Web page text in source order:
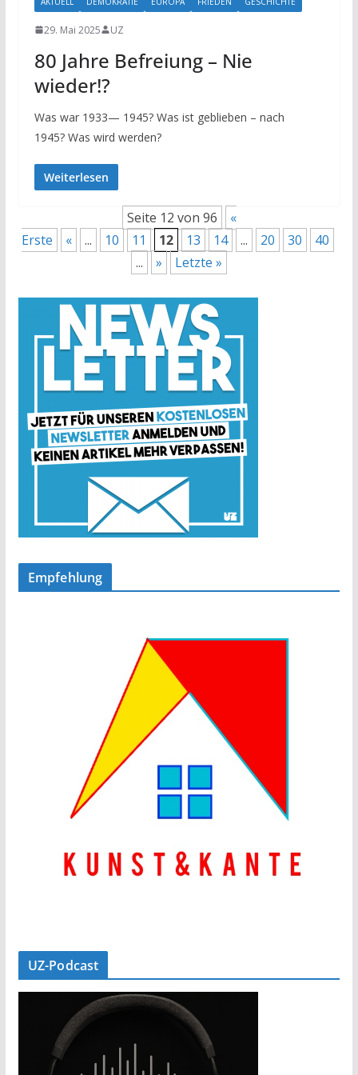
29. Mai 2025 UZ
80 Jahre Befreiung – Nie
wieder!?
Was war 1933— 1945? Was ist geblieben – nach
1945? Was wird werden?
Weiterlesen
Seite 12 von 96
«
Erste
« ... 10 11 12 13 14 ... 20 30
40
...
» Letzte »
Empfehlung
UZ-Podcast